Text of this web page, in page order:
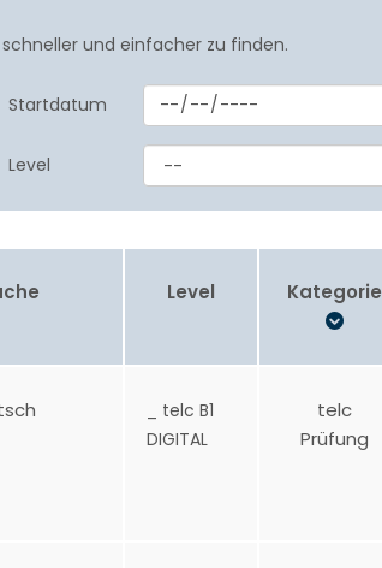
und einfacher zu finden.
Startdatum
Level
Level Kategorie
_ telc B1
DIGITAL
telc
Prüfung